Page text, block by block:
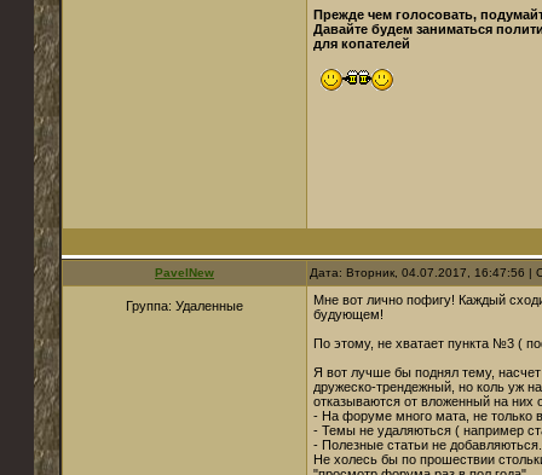
Прежде чем голосовать,
Давайте будем заниматься
для копателей
PavelNew Дата: Вторник, 04.07.2017, 16:47:56
Группа: Удаленные
Мне вот лично пофигу! Каждый
будующем!
По этому, не хватает пункта №3 (
Я вот лучше бы поднял тему,
дружеско-трендежный, но коль уж
отказываются от вложенный на них
- На форуме много мата, не только
- Темы не удаляються ( например
- Полезные статьи не
Не холесь бы по прошествии